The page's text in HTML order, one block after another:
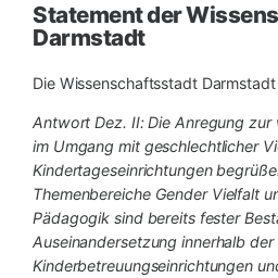
Statement der
Darmstadt
Die Wissenschaftsstadt
Antwort Dez. II: Die Anregung zur
im Umgang mit geschlechtlicher
Kindertageseinrichtungen
Themenbereiche Gender Vielfalt
Pädagogik sind bereits fester
Auseinandersetzung innerhalb
Kinderbetreuungseinrichtungen